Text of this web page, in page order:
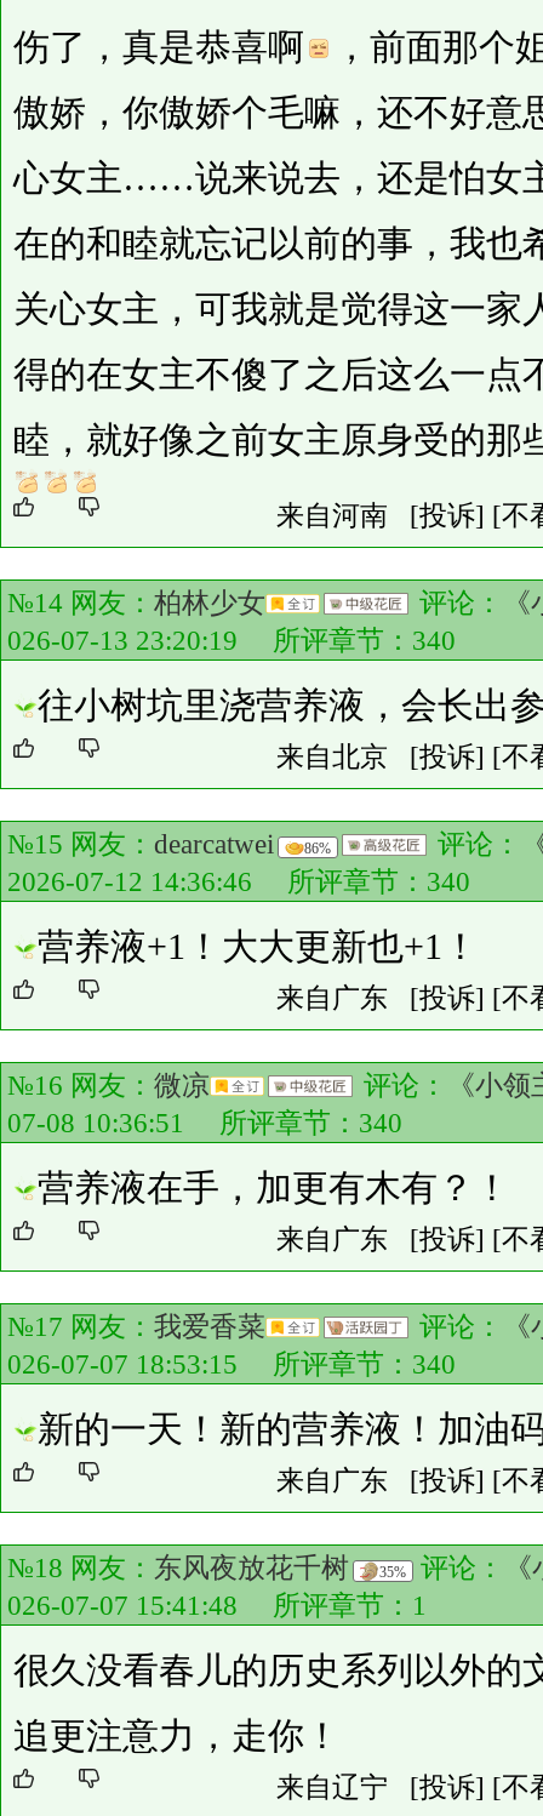
伤了，真是恭喜啊
，前面那个
傲娇，你傲娇个毛嘛，还不好意
心女主……说来说去，还是怕女
在的和睦就忘记以前的事，我也
关心女主，可我就是觉得这一家
得的在女主不傻了之后这么一点
睦，就好像之前女主原身受的那
来自河南 [投诉] [不
№14 网友： 柏林少女 评论：
026-07-13 23:20:19 所评章节： 340
往小树坑里浇营养液，会长出
来自北京 [投诉] [不
№15 网友： dearcatwei 86% 评论：
2026-07-12 14:36:46 所评章节： 340
营养液+1！大大更新也+1！
来自广东 [投诉] [不
№16 网友： 微凉 评论：
《小领
07-08 10:36:51 所评章节： 340
营养液在手，加更有木有？！
来自广东 [投诉] [不
№17 网友： 我爱香菜 评论：
026-07-07 18:53:15 所评章节： 340
新的一天！新的营养液！加油
来自广东 [投诉] [不
№18 网友： 东风夜放花千树 35% 评论：
026-07-07 15:41:48 所评章节： 1
很久没看春儿的历史系列以外的
追更注意力，走你！
来自辽宁 [投诉] [不